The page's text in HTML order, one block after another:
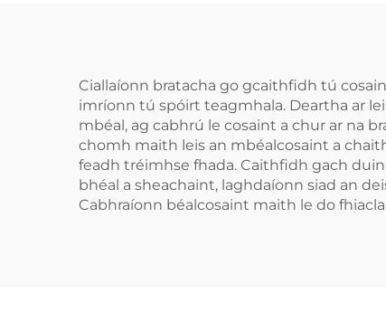
Ciallaíonn bratacha go gcaithfidh tú
imríonn tú spóirt teagmhala. Deartha ar
mbéal, ag cabhrú le cosaint a chur ar na
chomh maith leis an mbéalcosaint a
feadh tréimhse fhada. Caithfidh gach
bhéal a sheachaint, laghdaíonn siad an
Cabhraíonn béalcosaint maith le do